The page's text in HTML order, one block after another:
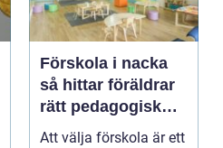
Förskola i nacka
så hittar föräldrar
rätt pedagogisk
trygghet
Att välja förskola är ett